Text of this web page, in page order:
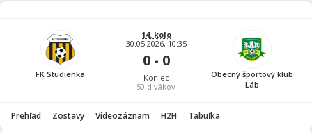
FK Studienka
14. kolo
30.05.2026, 10:35
0 - 0
Koniec
50 divákov
Obecný športový klub
Láb
Prehľad Zostavy Videozáznam H2H Tabuľka